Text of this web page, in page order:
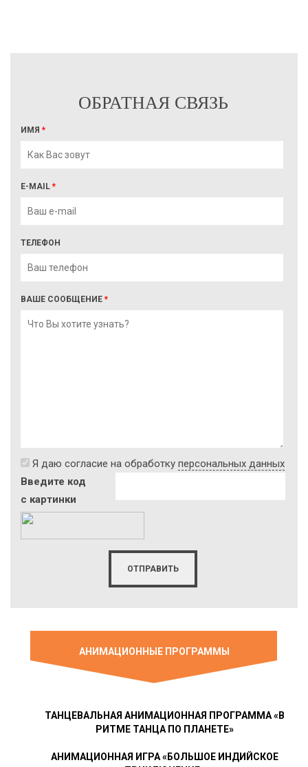
ОБРАТНАЯ СВЯЗЬ
ИМЯ *
E-MAIL *
ТЕЛЕФОН
ВАШЕ СООБЩЕНИЕ *
Я даю согласие на обработку персональных данных
Введите код
с картинки
АНИМАЦИОННЫЕ ПРОГРАММЫ
ТАНЦЕВАЛЬНАЯ АНИМАЦИОННАЯ ПРОГРАММА «В
РИТМЕ ТАНЦА ПО ПЛАНЕТЕ»
АНИМАЦИОННАЯ ИГРА «БОЛЬШОЕ ИНДИЙСКОЕ